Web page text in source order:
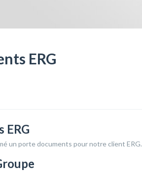
ERG
ERG
un porte documents pour notre client ERG.